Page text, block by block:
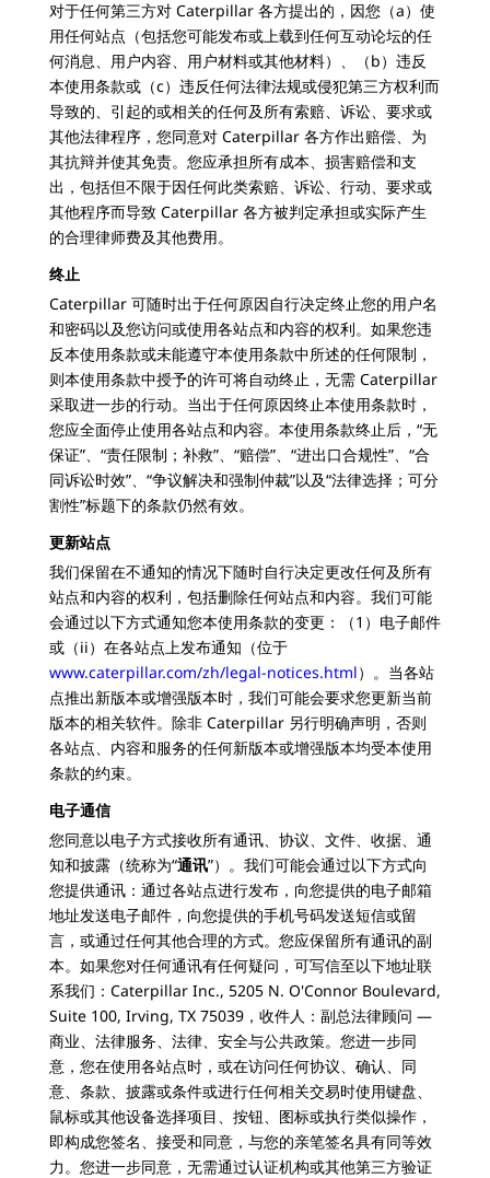
对于任何第三方对 Caterpillar 各方提出的，因您（a）使
用任何站点（包括您可能发布或上载到任何互动论坛的任
何消息、用户内容、用户材料或其他材料）、（b）违反
本使用条款或（c）违反任何法律法规或侵犯第三方权利而
导致的、引起的或相关的任何及所有索赔、诉讼、要求或
其他法律程序，您同意对 Caterpillar 各方作出赔偿、为
其抗辩并使其免责。您应承担所有成本、损害赔偿和支
出，包括但不限于因任何此类索赔、诉讼、行动、要求或
其他程序而导致 Caterpillar 各方被判定承担或实际产生
的合理律师费及其他费用。
终止
Caterpillar 可随时出于任何原因自行决定终止您的用户名
和密码以及您访问或使用各站点和内容的权利。如果您违
反本使用条款或未能遵守本使用条款中所述的任何限制，
则本使用条款中授予的许可将自动终止，无需 Caterpillar
采取进一步的行动。当出于任何原因终止本使用条款时，
您应全面停止使用各站点和内容。本使用条款终止后，“无
保证”、“责任限制；补救”、“赔偿”、“进出口合规性”、“合
同诉讼时效”、“争议解决和强制仲裁”以及“法律选择；可分
割性”标题下的条款仍然有效。
更新站点
我们保留在不通知的情况下随时自行决定更改任何及所有
站点和内容的权利，包括删除任何站点和内容。我们可能
会通过以下方式通知您本使用条款的变更：（1）电子邮件
或（ii）在各站点上发布通知（位于
www.caterpillar.com/zh/legal-notices.html）。当各站
点推出新版本或增强版本时，我们可能会要求您更新当前
版本的相关软件。除非 Caterpillar 另行明确声明，否则
各站点、内容和服务的任何新版本或增强版本均受本使用
条款的约束。
电子通信
您同意以电子方式接收所有通讯、协议、文件、收据、通
知和披露（统称为“通讯”）。我们可能会通过以下方式向
您提供通讯：通过各站点进行发布，向您提供的电子邮箱
地址发送电子邮件，向您提供的手机号码发送短信或留
言，或通过任何其他合理的方式。您应保留所有通讯的副
本。如果您对任何通讯有任何疑问，可写信至以下地址联
系我们：Caterpillar Inc., 5205 N. O'Connor Boulevard,
Suite 100, Irving, TX 75039，收件人：副总法律顾问 —
商业、法律服务、法律、安全与公共政策。您进一步同
意，您在使用各站点时，或在访问任何协议、确认、同
意、条款、披露或条件或进行任何相关交易时使用键盘、
鼠标或其他设备选择项目、按钮、图标或执行类似操作，
即构成您签名、接受和同意，与您的亲笔签名具有同等效
力。您进一步同意，无需通过认证机构或其他第三方验证